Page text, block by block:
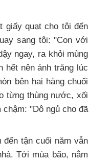
giấy quạt cho tôi đến
sang tôi: "Con với
ngay, ra khỏi mùng
hết nên ánh trăng lúc
bên hai hàng chuối
từng thùng nước, xối
"Dô ngủ cho đã
tận cuối năm vẫn
Tới mùa bão, nằm